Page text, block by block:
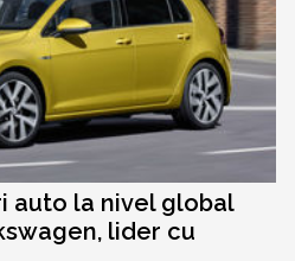
auto la nivel global
lider cu